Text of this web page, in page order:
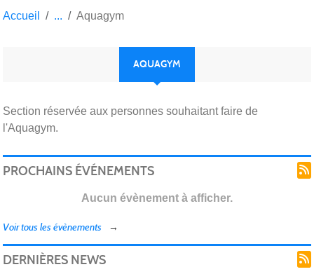
Accueil Aquagym
AQUAGYM
Section réservée aux personnes souhaitant faire de
l'Aquagym.
PROCHAINS ÉVÉNEMENTS
Aucun évènement à afficher.
Voir tous les évènements
DERNIÈRES NEWS